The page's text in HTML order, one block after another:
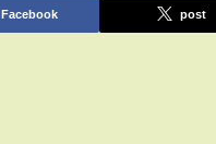
Facebook post